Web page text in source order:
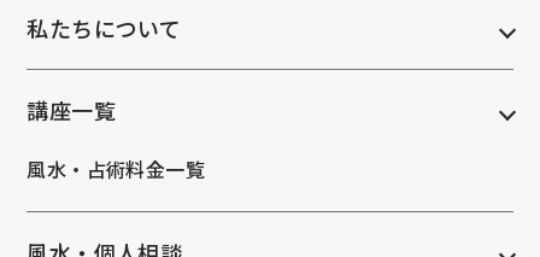
私たちについて
講座一覧
風水・占術料金一覧